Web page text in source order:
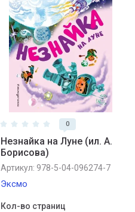
0
Незнайка на Луне (ил. А.
Борисова)
Артикул: 978-5-04-096274-7
Эксмо
Кол-во страниц